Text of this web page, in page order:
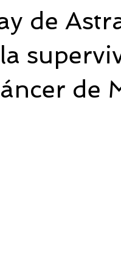
de
de